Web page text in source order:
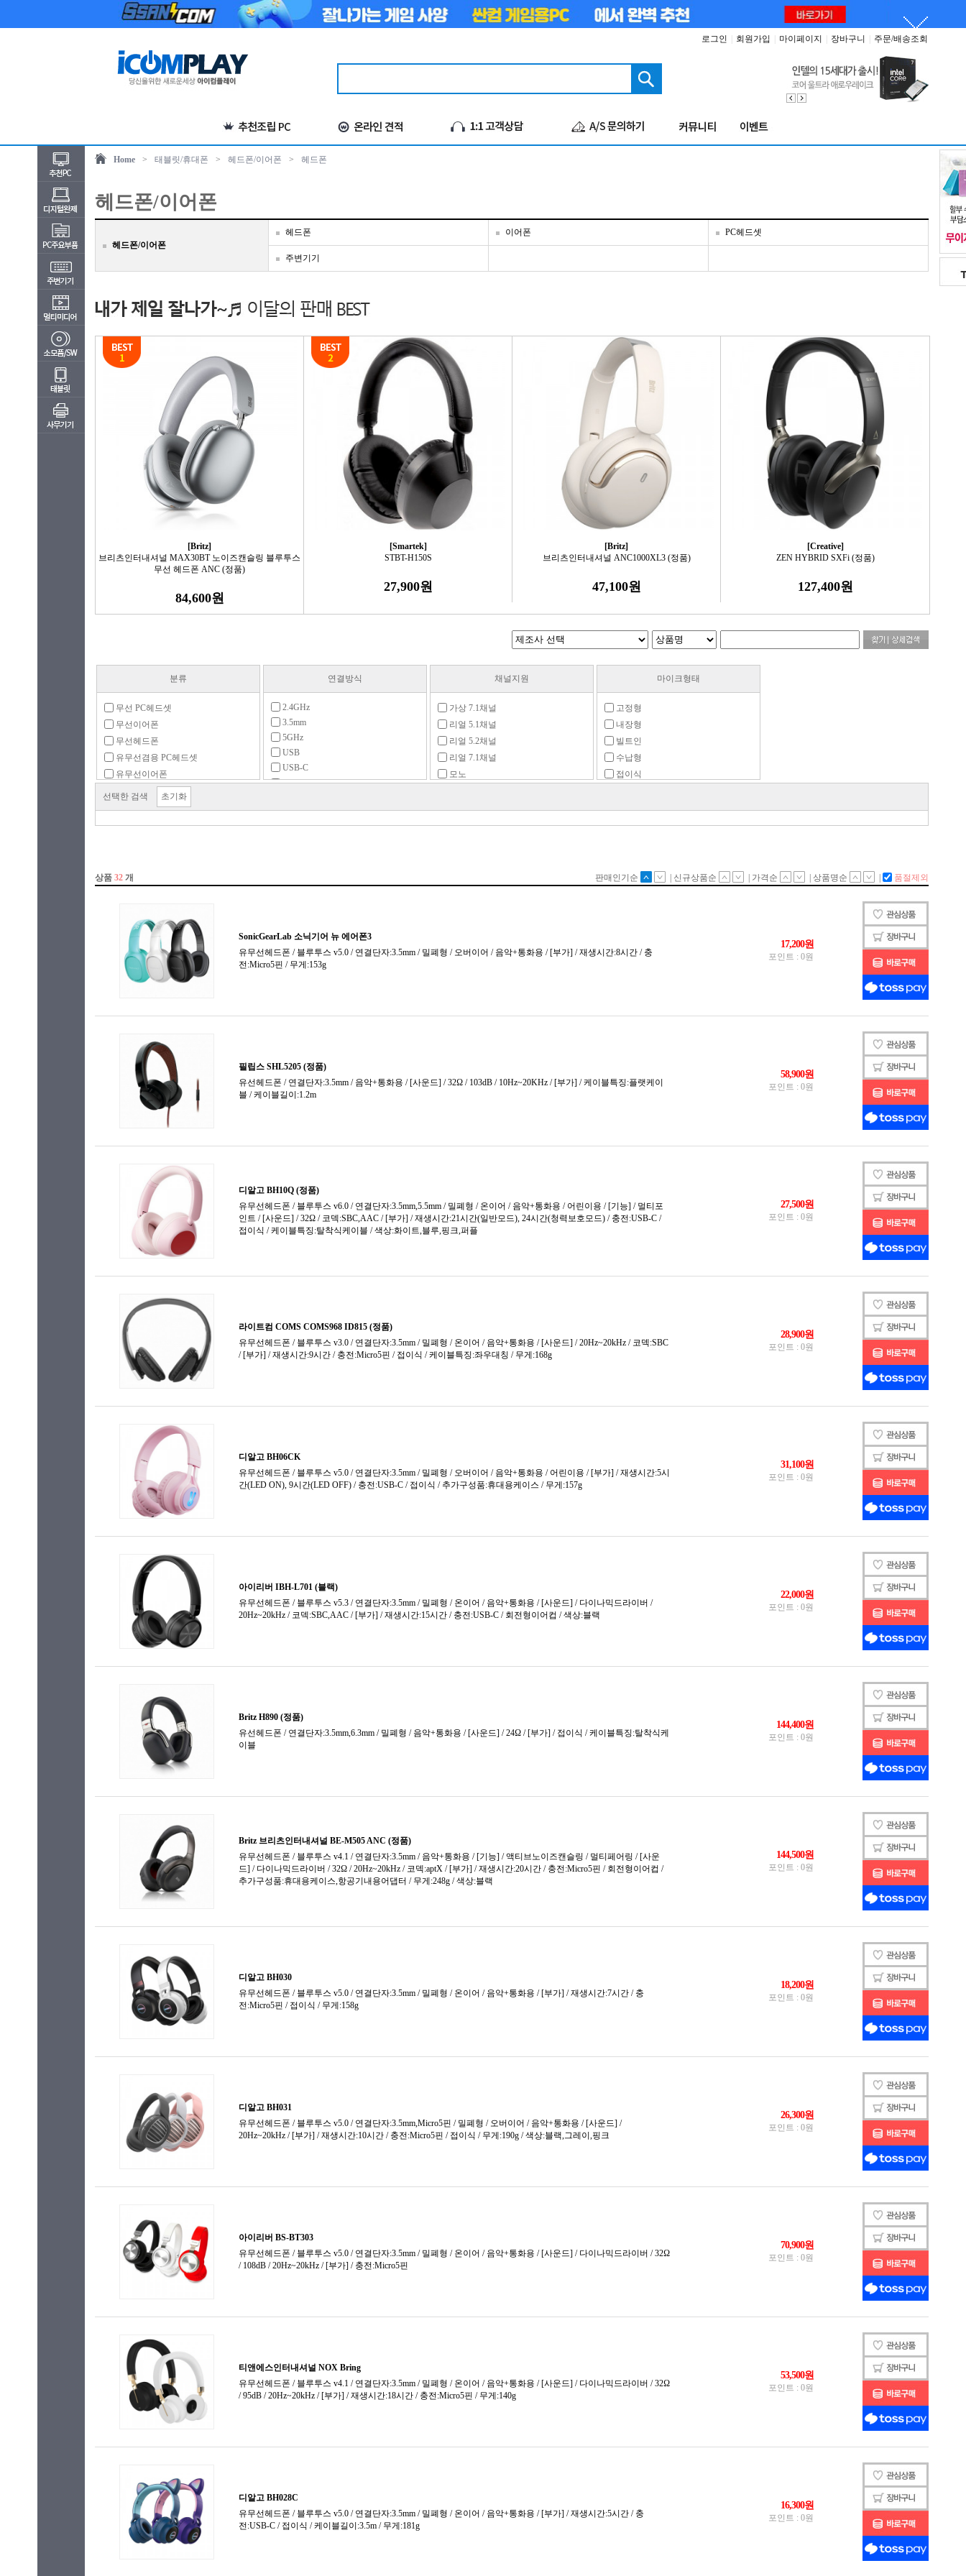
로그인 회원가입 마이페이지 장바구니 주문/배송조회
Home > 태블릿/휴대폰 > 헤드폰/이어폰 > 헤드폰
헤드폰/이어폰
헤드폰/이어폰
헤드폰 이어폰 PC헤드셋
주변기기
[Britz]
브리츠인터내셔널 MAX30BT 노이즈캔슬링 블루투스
무선 헤드폰 ANC (정품)
84,600원
[Smartek]
STBT-H150S
27,900원
[Britz]
브리츠인터내셔널 ANC1000XL3 (정품)
47,100원
[Creative]
ZEN HYBRID SXFi (정품)
127,400원
분류
무선 PC헤드셋
무선이어폰
무선헤드폰
유무선겸용 PC헤드셋
유무선이어폰
유무선헤드폰
유선 PC헤드셋
유선이어폰
주변용품
연결방식
2.4GHz
3.5mm
5GHz
USB
USB-C
USB-C동글
채널지원
가상 7.1채널
리얼 5.1채널
리얼 5.2채널
리얼 7.1채널
모노
마이크형태
고정형
내장형
빌트인
수납형
접이식
선택한 검색 초기화